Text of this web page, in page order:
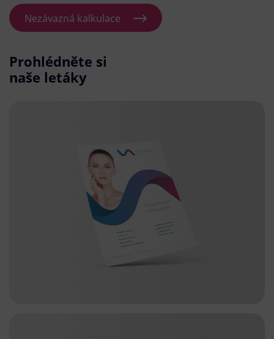
Nezávazná kalkulace
Prohlédněte si
naše letáky